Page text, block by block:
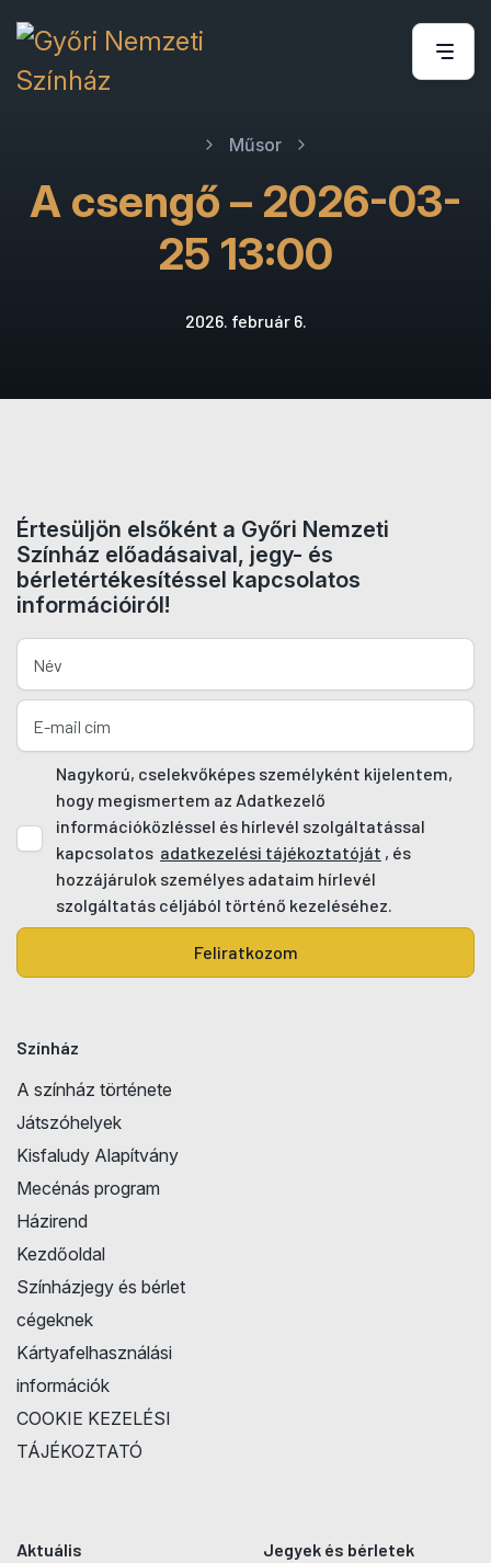
Műsor
A csengő – 2026-03-
25 13:00
2026. február 6.
Értesüljön elsőként a Győri Nemzeti
Színház előadásaival, jegy- és
bérletértékesítéssel kapcsolatos
információiról!
Nagykorú, cselekvőképes személyként kijelentem,
hogy megismertem az Adatkezelő
információközléssel és hírlevél szolgáltatással
kapcsolatos adatkezelési tájékoztatóját , és
hozzájárulok személyes adataim hírlevél
szolgáltatás céljából történő kezeléséhez.
Feliratkozom
Színház
A színház története
Játszóhelyek
Kisfaludy Alapítvány
Mecénás program
Házirend
Kezdőoldal
Színházjegy és bérlet
cégeknek
Kártyafelhasználási
információk
COOKIE KEZELÉSI
TÁJÉKOZTATÓ
Aktuális Jegyek és bérletek